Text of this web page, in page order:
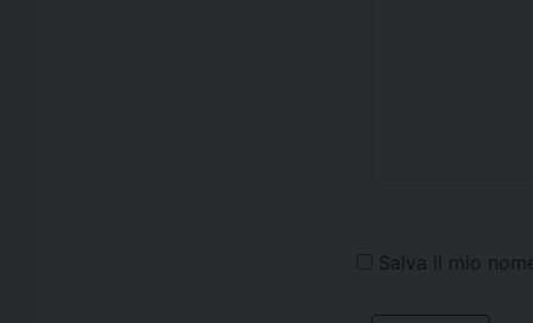
Salva il mio